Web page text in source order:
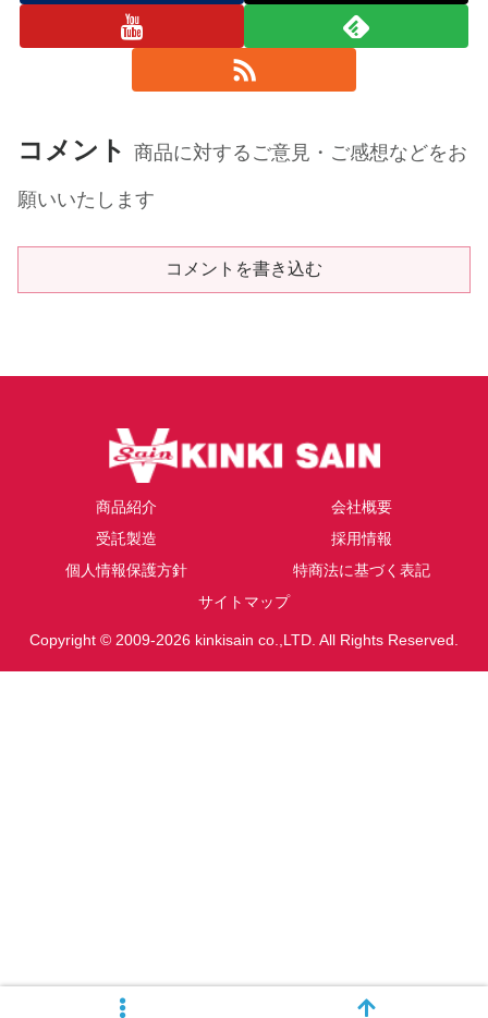
コメント 商品に対するご意見・ご感想などをお
願いいたします
コメントを書き込む
商品紹介
会社概要
受託製造
採用情報
個人情報保護方針
特商法に基づく表記
サイトマップ
Copyright © 2009-2026 kinkisain co.,LTD. All Rights Reserved.